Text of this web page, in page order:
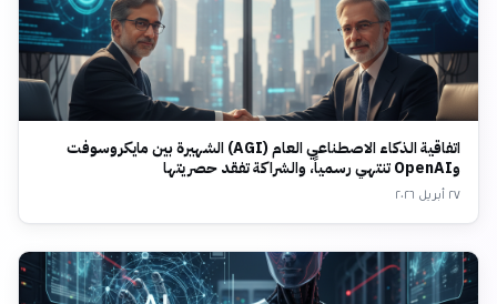
اتفاقية الذكاء الاصطناعي العام (AGI) الشهيرة بين مايكروسوفت
وOpenAI تنتهي رسمياً، والشراكة تفقد حصريتها
٢٧ أبريل ٢٠٢٦